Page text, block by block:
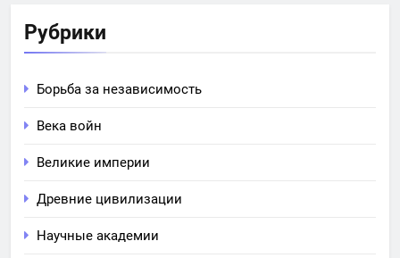
Рубрики
Борьба за независимость
Века войн
Великие империи
Древние цивилизации
Научные академии